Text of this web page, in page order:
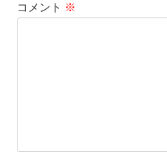
コメント ※